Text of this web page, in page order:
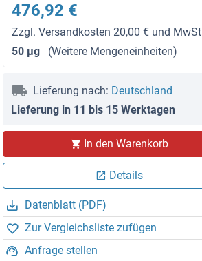
476,92 €
Zzgl. Versandkosten 20,00 € und MwSt
50 μg
(Weitere Mengeneinheiten)
Lieferung nach: Deutschland
Lieferung in 11 bis 15 Werktagen
In den Warenkorb
Details
Datenblatt (PDF)
Zur Vergleichsliste zufügen
Anfrage stellen